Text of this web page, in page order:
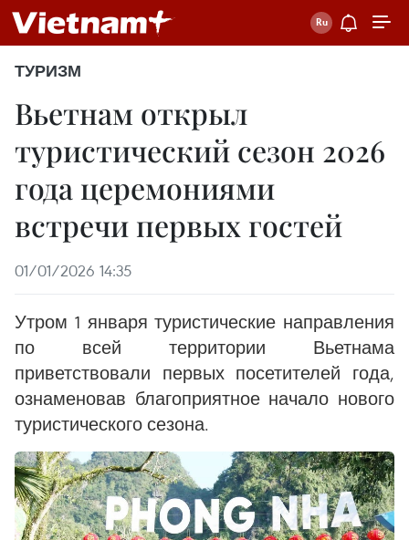
ТУРИЗМ
Вьетнам открыл
туристический сезон 2026
года церемониями
встречи первых гостей
01/01/2026 14:35
Утром 1 января туристические направления
по всей территории Вьетнама
приветствовали первых посетителей года,
ознаменовав благоприятное начало нового
туристического сезона.